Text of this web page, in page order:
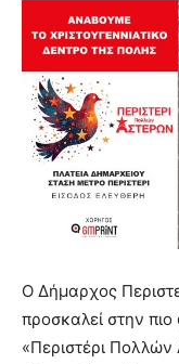
Ο Δήμαρχος
προσκαλεί στην
«Περιστέρι